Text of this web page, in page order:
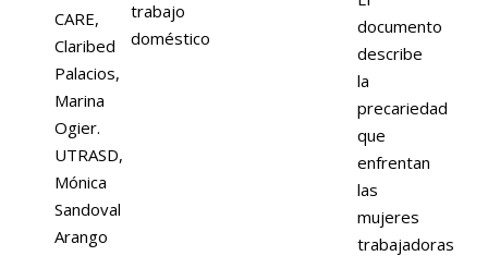
CARE,
Claribed
Palacios,
Marina
Ogier.
UTRASD,
Mónica
Sandoval
Arango
trabajo
doméstico
documento
describe
la
precariedad
que
enfrentan
las
mujeres
trabajadoras